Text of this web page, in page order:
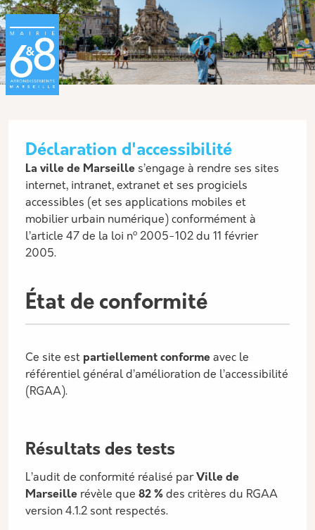
Aller au contenu principal
Déclaration d'accessibilité
Description
La ville de Marseille s’engage à rendre ses sites
internet, intranet, extranet et ses progiciels
accessibles (et ses applications mobiles et
mobilier urbain numérique) conformément à
l’article 47 de la loi no 2005-102 du 11 février
2005.
État de conformité
Ce site est partiellement conforme avec le
référentiel général d’amélioration de l’accessibilité
(RGAA).
Résultats des tests
L’audit de conformité réalisé par Ville de
Marseille révèle que 82 % des critères du RGAA
version 4.1.2 sont respectés.
Panneau de gestion des cookies